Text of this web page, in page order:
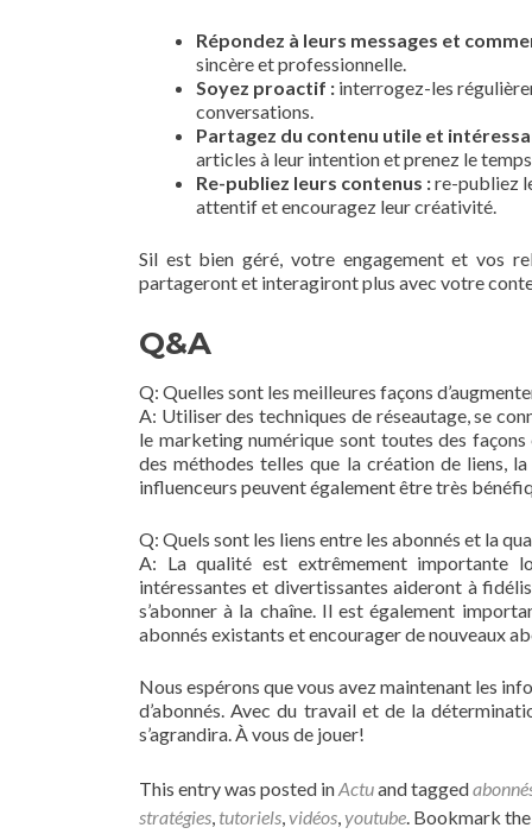
Répondez à leurs messages et
sincère et professionnelle.
Soyez proactif : interrogez-les
conversations.
Partagez du contenu utile et
articles à leur intention et prenez le
Re-publiez leurs contenus :re-publiez
attentif et encouragez leur créativité.
Sil est bien géré, votre engagement et vos
partageront et interagiront plus avec votre
Q&A
Q: Quelles sont les meilleures façons
A: Utiliser des techniques de réseautage, se
le marketing numérique sont toutes des façons
des méthodes telles que la création de liens,
influenceurs peuvent également être très
Q: Quels sont les liens entre les abonnés et la
A: La qualité est extrêmement importante
intéressantes et divertissantes aideront à
s’abonner à la chaîne. Il est également
abonnés existants et encourager de nouveaux
Nous espérons que vous avez maintenant les
d’abonnés. Avec du travail et de la
s’agrandira. À vous de jouer!
This entry was posted inActuand tagged
stratégies, tutoriels,vidéos,youtube. Bookmark